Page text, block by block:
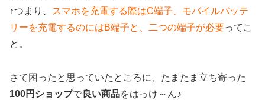
↑つまり、
スマホを充電する際はC端子、モバイルバッテ
リーを充電するのにはB端子と、二つの端子が必要ってこ
と。
さて困ったと思っていたところに、たまたま立ち寄った
100円ショップで 良い商品をはっけ～ん♪